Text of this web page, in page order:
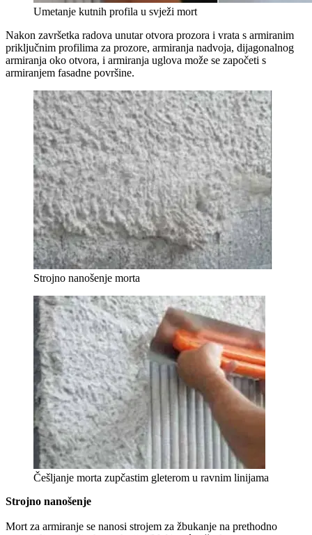
Umetanje kutnih profila u svježi mort
Nakon završetka radova unutar otvora prozora i vrata s armiranim
priključnim profilima za prozore, armiranja nadvoja, dijagonalnog
armiranja oko otvora, i armiranja uglova može se započeti s
armiranjem fasadne površine.
Strojno nanošenje morta
Češljanje morta zupčastim gleterom u ravnim linijama
Strojno nanošenje
Mort za armiranje se nanosi strojem za žbukanje na prethodno